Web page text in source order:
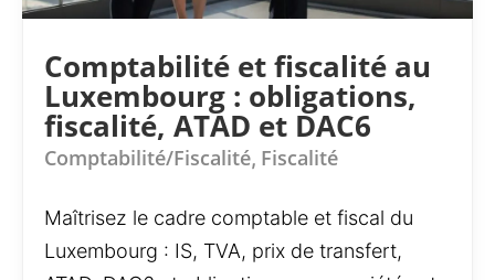
Comptabilité et fiscalité au
Luxembourg : obligations,
fiscalité, ATAD et DAC6
Comptabilité/Fiscalité, Fiscalité
Maîtrisez le cadre comptable et fiscal du
Luxembourg : IS, TVA, prix de transfert,